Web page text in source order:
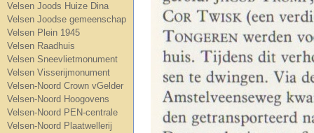
Velsen Joods Huize Dina
Velsen Joodse gemeenschap
Velsen Plein 1945
Velsen Raadhuis
Velsen Sneevlietmonument
Velsen Visserijmonument
Velsen-Noord Crown vGelder
Velsen-Noord Hoogovens
Velsen-Noord PEN-centrale
Velsen-Noord Plaatwellerij